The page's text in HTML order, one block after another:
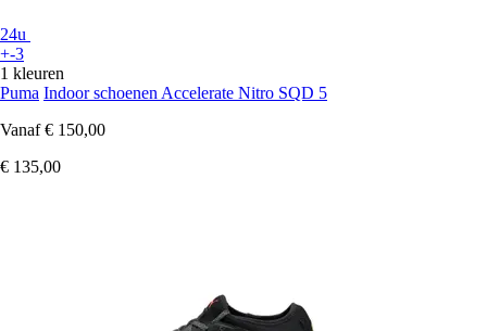
24u
+-3
1 kleuren
Puma Indoor schoenen Accelerate Nitro SQD 5
Vanaf € 150,00
€ 135,00